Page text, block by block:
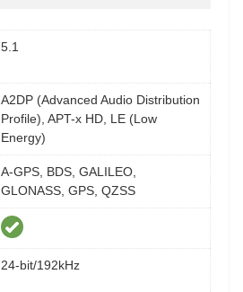
5.1
A2DP (Advanced Audio Distribution
Profile), APT-x HD, LE (Low
Energy)
A-GPS, BDS, GALILEO,
GLONASS, GPS, QZSS
24-bit/192kHz